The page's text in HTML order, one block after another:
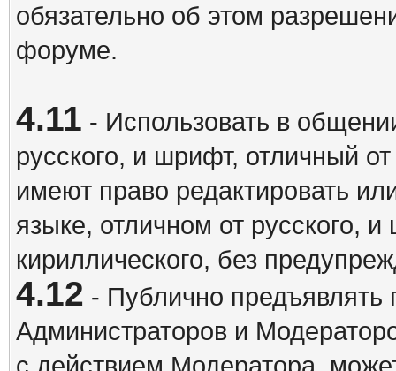
обязательно об этом
форуме.
4.11 - Использовать в
русского, и шрифт, отличный
имеют право редактировать
языке, отличном от русского,
кириллического, без
4.12 - Публично предъявлять
Администраторов и